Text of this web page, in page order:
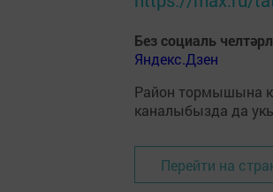
Без социаль
Яндекс.Дзен
Район тормышына
каналыбызда да
Перейти на